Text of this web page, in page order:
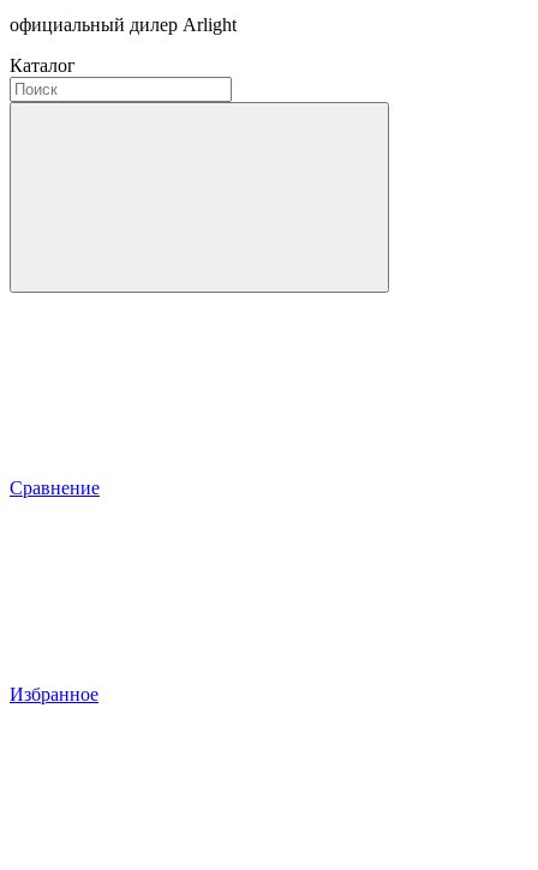
официальный дилер Arlight
Каталог
Сравнение
Избранное